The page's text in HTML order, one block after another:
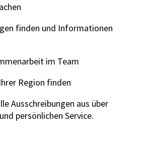
finden und Informationen
im Team
Region finden
Ausschreibungen aus über
persönlichen Service.